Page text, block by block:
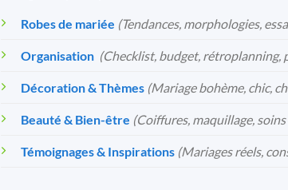
Robes de mariée (Tendances, morphologies,
Organisation (Checklist, budget, rétroplanning,
Décoration & Thèmes (Mariage bohème, chic,
Beauté & Bien-être (Coiffures, maquillage,
Témoignages & Inspirations (Mariages réels,